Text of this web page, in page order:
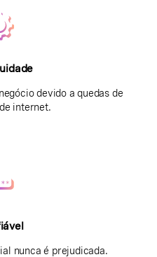
devido a quedas de
internet.
nunca é prejudicada.